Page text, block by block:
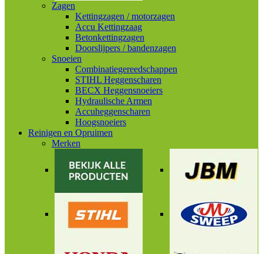
Zagen
Kettingzagen / motorzagen
Accu Kettingzaag
Betonkettingzagen
Doorslijpers / bandenzagen
Snoeien
Combinatiegereedschappen
STIHL Heggenscharen
BECX Heggensnoeiers
Hydraulische Armen
Accuheggenscharen
Hoogsnoeiers
Reinigen en Opruimen
Merken